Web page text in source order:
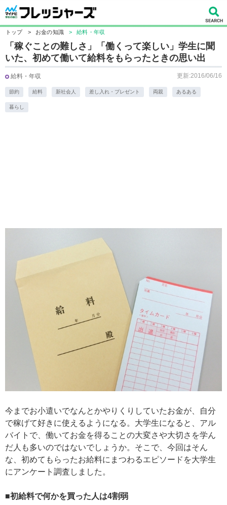
トップ > お金の知識 > 給料・年収
「稼ぐことの難しさ」「働くって楽しい」学生に聞
いた、初めて働いて給料をもらったときの思い出
給料・年収 更新:2016/06/16
節約 給料 新社会人 差し入れ・プレゼント 両親 あるある
暮らし
今までお小遣いでなんとかやりくりしていたお金が、自分
で稼げて好きに使えるようになる。大学生になると、アル
バイトで、働いてお金を得ることの大変さや大切さを学ん
だ人も多いのではないでしょうか。そこで、今回はそん
な、初めてもらったお給料にまつわるエピソードを大学生
にアンケート調査しました。
■初給料で何かを買った人は4割弱